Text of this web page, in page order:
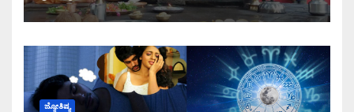
ಜ್ಯೋತಿಷ್ಯ